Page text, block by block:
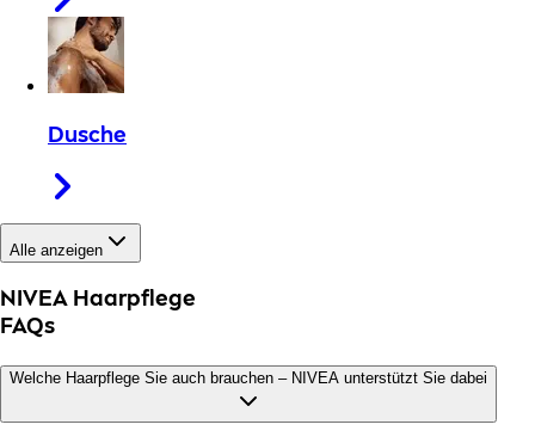
Dusche
Alle anzeigen
NIVEA Haarpflege
FAQs
Welche Haarpflege Sie auch brauchen – NIVEA unterstützt Sie dabei